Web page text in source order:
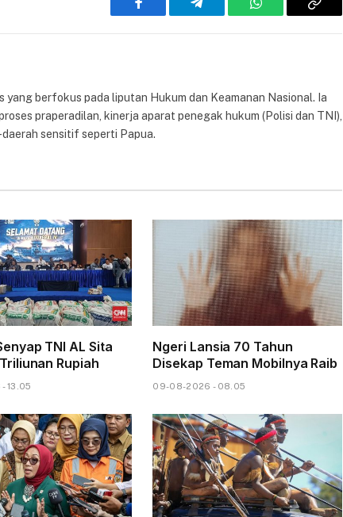
Facebook Telegram WhatsAppCopy
yang berfokus pada liputan Hukum dan Keamanan Nasional. Ia
praperadilan, kinerja aparat penegak hukum (Polisi dan TNI),
sensitif seperti Papua.
TNI AL Sita
Rupiah
13.05
Ngeri Lansia 70 Tahun
Disekap Teman Mobilnya Raib
09-08-2026 - 08.05